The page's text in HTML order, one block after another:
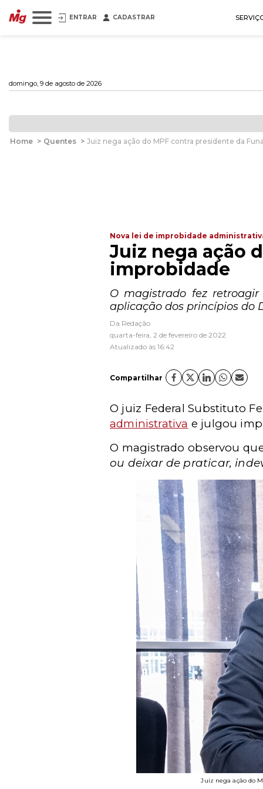
ENTRAR CADASTRAR
domingo, 9 de agosto de 2026
Home > Quentes > Juiz nega ação do MPF contra presidente da
Nova lei de improbidade
Juiz nega ação
improbidade
O magistrado fez
aplicação dos princípios do
Da Redação
quarta-feira, 2 de fevereiro de 2022
Atualizado às 16:42
Compartilhar
O juiz Federal Substituto
administrativa e julgou
O magistrado observou
ou deixar de praticar,
Juiz nega ação do